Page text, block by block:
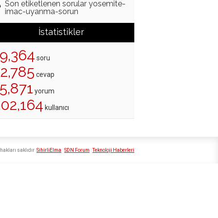
Son etiketlenen sorular yosemite-
imac-uyanma-sorun
İstatistikler
soru
cevap
yorum
kullanıcı
SihirliElma SDN Forum Teknoloji Haberleri
saklıdır